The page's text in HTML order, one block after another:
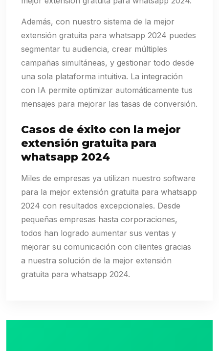
Además, con nuestro sistema de la mejor
extensión gratuita para whatsapp 2024 puedes
segmentar tu audiencia, crear múltiples
campañas simultáneas, y gestionar todo desde
una sola plataforma intuitiva. La integración
con IA permite optimizar automáticamente tus
mensajes para mejorar las tasas de conversión.
Casos de éxito con la mejor
extensión gratuita para
whatsapp 2024
Miles de empresas ya utilizan nuestro software
para la mejor extensión gratuita para whatsapp
2024 con resultados excepcionales. Desde
pequeñas empresas hasta corporaciones,
todos han logrado aumentar sus ventas y
mejorar su comunicación con clientes gracias
a nuestra solución de la mejor extensión
gratuita para whatsapp 2024.